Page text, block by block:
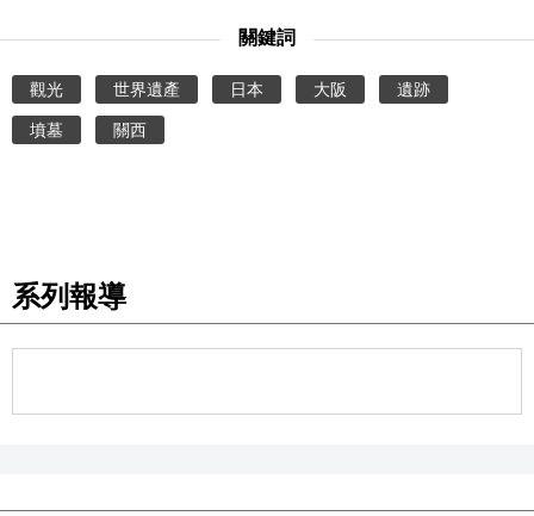
關鍵詞
觀光 世界遺產 日本 大阪 遺跡
墳墓 關西
系列報導